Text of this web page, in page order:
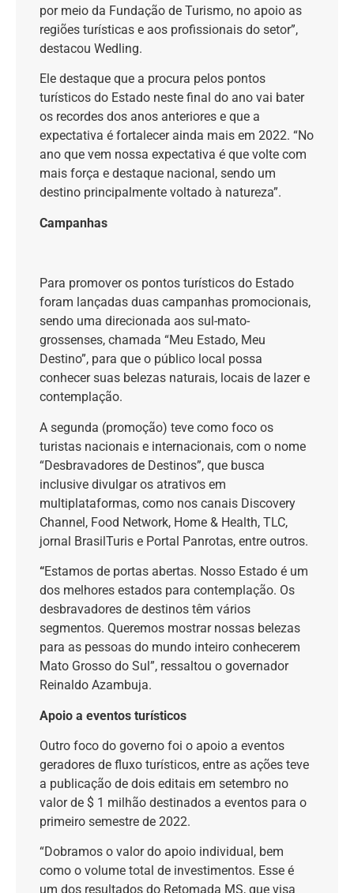
por meio da Fundação de Turismo, no apoio as
regiões turísticas e aos profissionais do setor”,
destacou Wedling.
Ele destaque que a procura pelos pontos
turísticos do Estado neste final do ano vai bater
os recordes dos anos anteriores e que a
expectativa é fortalecer ainda mais em 2022. “No
ano que vem nossa expectativa é que volte com
mais força e destaque nacional, sendo um
destino principalmente voltado à natureza”.
Campanhas
Para promover os pontos turísticos do Estado
foram lançadas duas campanhas promocionais,
sendo uma direcionada aos sul-mato-
grossenses, chamada “Meu Estado, Meu
Destino”, para que o público local possa
conhecer suas belezas naturais, locais de lazer e
contemplação.
A segunda (promoção) teve como foco os
turistas nacionais e internacionais, com o nome
“Desbravadores de Destinos”, que busca
inclusive divulgar os atrativos em
multiplataformas, como nos canais Discovery
Channel, Food Network, Home & Health, TLC,
jornal BrasilTuris e Portal Panrotas, entre outros.
“Estamos de portas abertas. Nosso Estado é um
dos melhores estados para contemplação. Os
desbravadores de destinos têm vários
segmentos. Queremos mostrar nossas belezas
para as pessoas do mundo inteiro conhecerem
Mato Grosso do Sul”, ressaltou o governador
Reinaldo Azambuja.
Apoio a eventos turísticos
Outro foco do governo foi o apoio a eventos
geradores de fluxo turísticos, entre as ações teve
a publicação de dois editais em setembro no
valor de $ 1 milhão destinados a eventos para o
primeiro semestre de 2022.
“Dobramos o valor do apoio individual, bem
como o volume total de investimentos. Esse é
um dos resultados do Retomada MS, que visa